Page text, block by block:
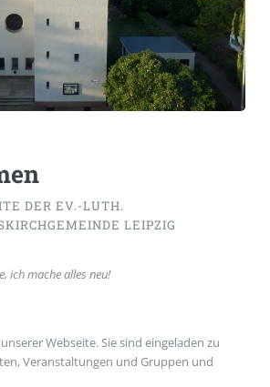
DER EV.-LUTH.
LEIPZIG
ich mache alles neu!
Webseite. Sie sind eingeladen zu
Veranstaltungen und Gruppen und